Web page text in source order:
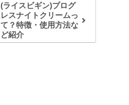
(ライスビギン)プログ
レスナイトクリームっ
て？特徴・使用方法な
ど紹介